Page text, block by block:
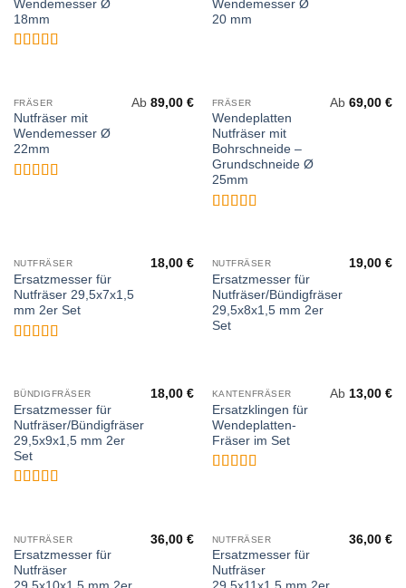
Wendemesser Ø
18mm
Wendemesser Ø
20 mm
FRÄSER
Nutfräser mit
Wendemesser Ø
22mm
Ab89,00€ FRÄSER
Wendeplatten
Nutfräser mit
Bohrschneide –
Grundschneide Ø
25mm
Ab69,00€
NUTFRÄSER
Ersatzmesser für
Nutfräser 29,5x7x1,5
mm 2er Set
18,00€ NUTFRÄSER
Ersatzmesser für
Nutfräser/Bündigfräser
29,5x8x1,5 mm 2er
Set
19,00€
BÜNDIGFRÄSER
Ersatzmesser für
Nutfräser/Bündigfräser
29,5x9x1,5 mm 2er
Set
18,00€ KANTENFRÄSER
Ersatzklingen für
Wendeplatten-
Fräser im Set
Ab 13,00€
NUTFRÄSER
Ersatzmesser für
Nutfräser
36,00€ NUTFRÄSER
Ersatzmesser für
Nutfräser
36,00€